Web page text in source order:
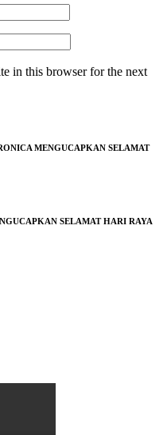
in this browser for the next
MENGUCAPKAN SELAMAT
SELAMAT HARI RAYA